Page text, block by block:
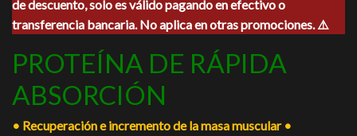
era:
$1,000.00.
es:
$900.00.
de descuento, solo es válido pagando en efectivo o
transferencia bancaria. No aplica en otras promociones. ⚠️
PROTEÍNA DE RÁPIDA
ABSORCIÓN
• Recuperación e incremento de la masa muscular •